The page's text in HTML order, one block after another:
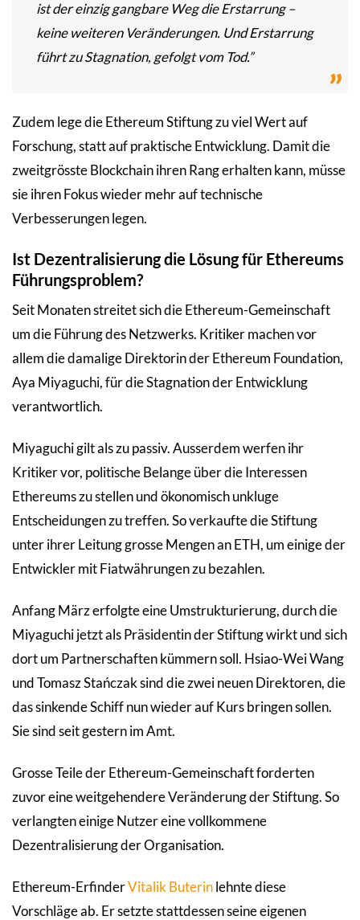
ist der einzig gangbare Weg die Erstarrung –
keine weiteren Veränderungen. Und Erstarrung
führt zu Stagnation, gefolgt vom Tod.”
Zudem lege die Ethereum Stiftung zu viel Wert auf
Forschung, statt auf praktische Entwicklung. Damit die
zweitgrösste Blockchain ihren Rang erhalten kann, müsse
sie ihren Fokus wieder mehr auf technische
Verbesserungen legen.
Ist Dezentralisierung die Lösung für Ethereums
Führungsproblem?
Seit Monaten streitet sich die Ethereum-Gemeinschaft
um die Führung des Netzwerks. Kritiker machen vor
allem die damalige Direktorin der Ethereum Foundation,
Aya Miyaguchi, für die Stagnation der Entwicklung
verantwortlich.
Miyaguchi gilt als zu passiv. Ausserdem werfen ihr
Kritiker vor, politische Belange über die Interessen
Ethereums zu stellen und ökonomisch unkluge
Entscheidungen zu treffen. So verkaufte die Stiftung
unter ihrer Leitung grosse Mengen an ETH, um einige der
Entwickler mit Fiatwährungen zu bezahlen.
Anfang März erfolgte eine Umstrukturierung, durch die
Miyaguchi jetzt als Präsidentin der Stiftung wirkt und sich
dort um Partnerschaften kümmern soll. Hsiao-Wei Wang
und Tomasz Stańczak sind die zwei neuen Direktoren, die
das sinkende Schiff nun wieder auf Kurs bringen sollen.
Sie sind seit gestern im Amt.
Grosse Teile der Ethereum-Gemeinschaft forderten
zuvor eine weitgehendere Veränderung der Stiftung. So
verlangten einige Nutzer eine vollkommene
Dezentralisierung der Organisation.
Ethereum-ErfinderVitalik Buterinlehnte diese
Vorschläge ab. Er setzte stattdessen seine eigenen